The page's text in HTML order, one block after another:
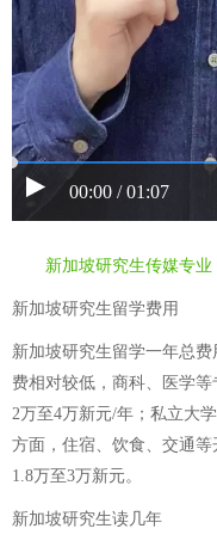
00:00 / 01:07
新加坡研究生传媒专业
新加坡研究生留学费用
新加坡研究生留学一年总
费相对较低，商科、医学
2万至4万新元/年；私立大
方面，住宿、饮食、交通等
1.8万至3万新元。
新加坡研究生读几年